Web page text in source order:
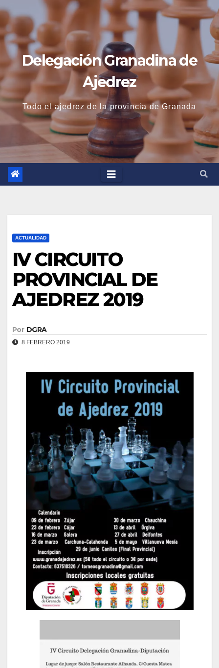
Saltar
contenido
Delegación Granadina de
Ajedrez
Todo el ajedrez de la provincia de Granada
ACTUALIDAD
IV CIRCUITO
PROVINCIAL DE
AJEDREZ 2019
Por DGRA
8 FEBRERO 2019